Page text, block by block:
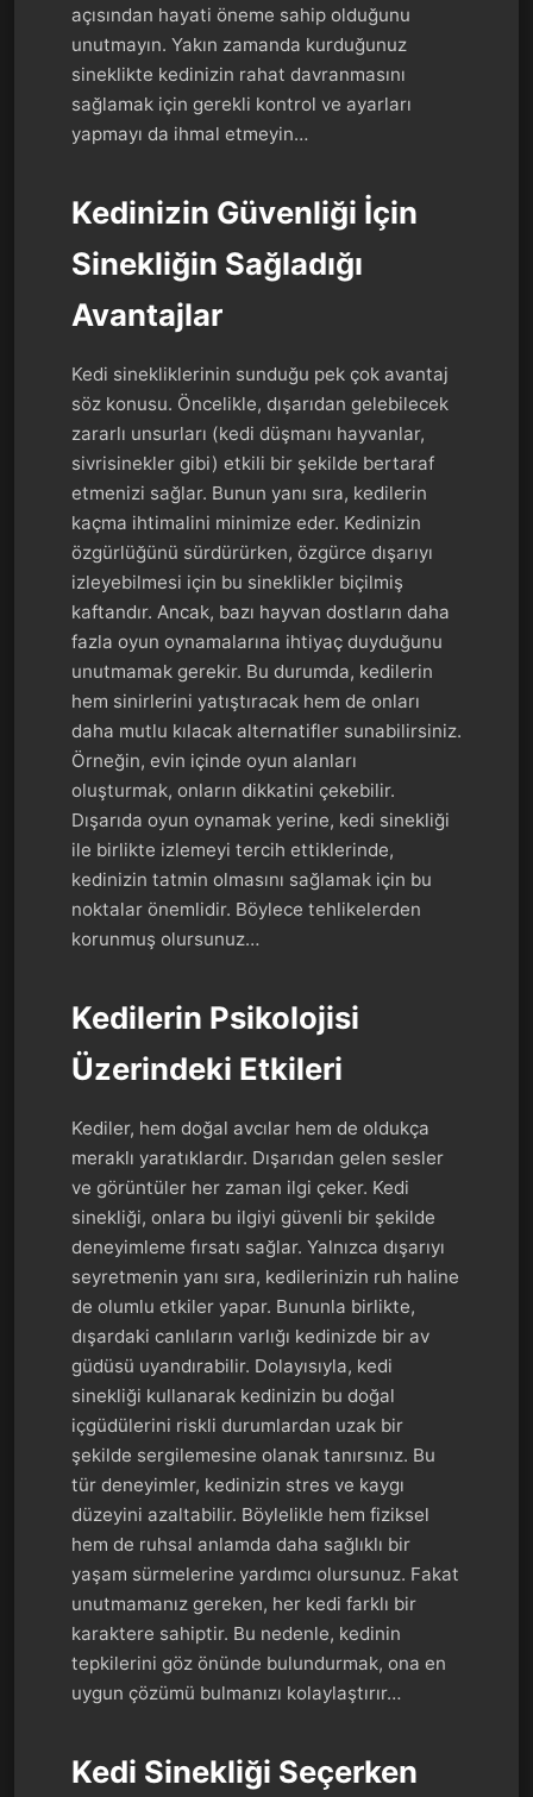
açısından hayati öneme sahip olduğunu
unutmayın. Yakın zamanda kurduğunuz
sineklikte kedinizin rahat davranmasını
sağlamak için gerekli kontrol ve ayarları
yapmayı da ihmal etmeyin…
Kedinizin Güvenliği İçin
Sinekliğin Sağladığı
Avantajlar
Kedi sinekliklerinin sunduğu pek çok avantaj
söz konusu. Öncelikle, dışarıdan gelebilecek
zararlı unsurları (kedi düşmanı hayvanlar,
sivrisinekler gibi) etkili bir şekilde bertaraf
etmenizi sağlar. Bunun yanı sıra, kedilerin
kaçma ihtimalini minimize eder. Kedinizin
özgürlüğünü sürdürürken, özgürce dışarıyı
izleyebilmesi için bu sineklikler biçilmiş
kaftandır. Ancak, bazı hayvan dostların daha
fazla oyun oynamalarına ihtiyaç duyduğunu
unutmamak gerekir. Bu durumda, kedilerin
hem sinirlerini yatıştıracak hem de onları
daha mutlu kılacak alternatifler sunabilirsiniz.
Örneğin, evin içinde oyun alanları
oluşturmak, onların dikkatini çekebilir.
Dışarıda oyun oynamak yerine, kedi sinekliği
ile birlikte izlemeyi tercih ettiklerinde,
kedinizin tatmin olmasını sağlamak için bu
noktalar önemlidir. Böylece tehlikelerden
korunmuş olursunuz…
Kedilerin Psikolojisi
Üzerindeki Etkileri
Kediler, hem doğal avcılar hem de oldukça
meraklı yaratıklardır. Dışarıdan gelen sesler
ve görüntüler her zaman ilgi çeker. Kedi
sinekliği, onlara bu ilgiyi güvenli bir şekilde
deneyimleme fırsatı sağlar. Yalnızca dışarıyı
seyretmenin yanı sıra, kedilerinizin ruh haline
de olumlu etkiler yapar. Bununla birlikte,
dışardaki canlıların varlığı kedinizde bir av
güdüsü uyandırabilir. Dolayısıyla, kedi
sinekliği kullanarak kedinizin bu doğal
içgüdülerini riskli durumlardan uzak bir
şekilde sergilemesine olanak tanırsınız. Bu
tür deneyimler, kedinizin stres ve kaygı
düzeyini azaltabilir. Böylelikle hem fiziksel
hem de ruhsal anlamda daha sağlıklı bir
yaşam sürmelerine yardımcı olursunuz. Fakat
unutmamanız gereken, her kedi farklı bir
karaktere sahiptir. Bu nedenle, kedinin
tepkilerini göz önünde bulundurmak, ona en
uygun çözümü bulmanızı kolaylaştırır…
Kedi Sinekliği Seçerken